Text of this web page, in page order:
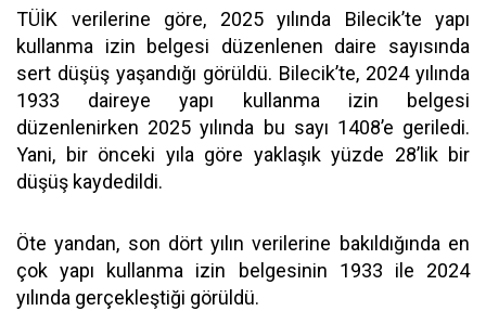
TÜİK verilerine göre, 2025 yılında Bilecik’te yapı
kullanma izin belgesi düzenlenen daire sayısında
sert düşüş yaşandığı görüldü. Bilecik’te, 2024 yılında
1933 daireye yapı kullanma izin belgesi
düzenlenirken 2025 yılında bu sayı 1408’e geriledi.
Yani, bir önceki yıla göre yaklaşık yüzde 28’lik bir
düşüş kaydedildi.
Öte yandan, son dört yılın verilerine bakıldığında en
çok yapı kullanma izin belgesinin 1933 ile 2024
yılında gerçekleştiği görüldü.